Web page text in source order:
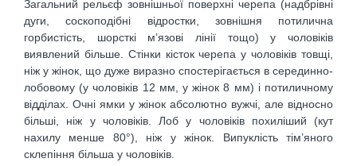
Загальний рельєф зовнішньої поверхні черепа (надбрівні
дуги, соскоподібні відростки, зовнішня потилична
горбистість, шорсткі м’язові лінії тощо) у чоловіків
виявлений більше. Стінки кісток черепа у чоловіків товщі,
ніж у жінок, що дуже виразно спостерігається в серединно-
лобовому (у чоловіків 12 мм, у жінок 8 мм) і потиличному
відділах. Очні ямки у жінок абсолютно вужчі, але відносно
більші, ніж у чоловіків. Лоб у чоловіків похиліший (кут
нахилу менше 80°), ніж у жінок. Випуклість тім’яного
склепіння більша у чоловіків.